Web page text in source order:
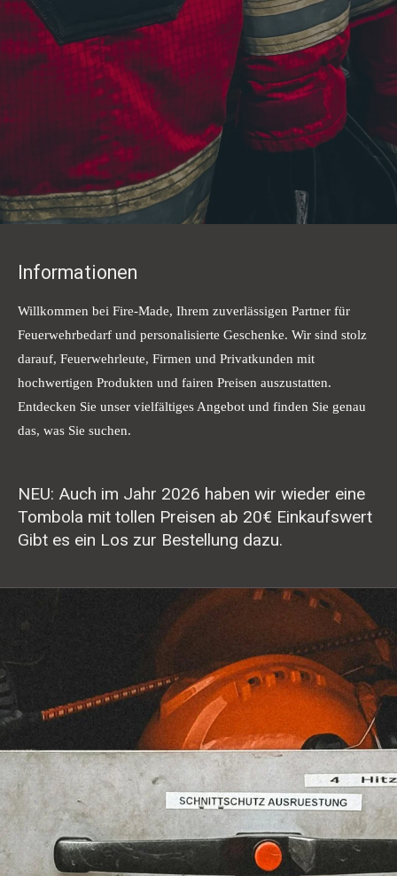
Informationen
Willkommen bei Fire-Made, Ihrem zuverlässigen Partner für
Feuerwehrbedarf und personalisierte Geschenke. Wir sind stolz
darauf, Feuerwehrleute, Firmen und Privatkunden mit
hochwertigen Produkten und fairen Preisen auszustatten.
Entdecken Sie unser vielfältiges Angebot und finden Sie genau
das, was Sie suchen.
NEU: Auch im Jahr 2026 haben wir wieder eine
Tombola mit tollen Preisen ab 20€ Einkaufswert
Gibt es ein Los zur Bestellung dazu.